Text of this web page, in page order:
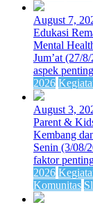
August 7,
Edukasi
Mental
Jum’at (27/
aspek
2026
August 3,
Parent &
Kembang
Senin (3/08/
faktor
2026
Komunitas